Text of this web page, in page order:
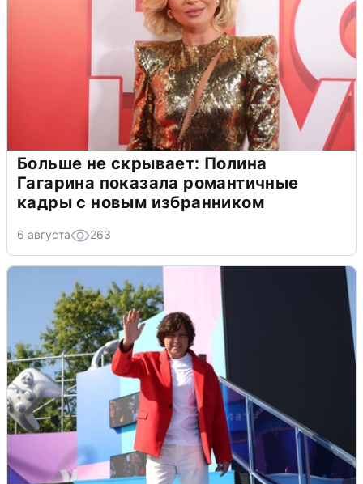
Больше не скрывает: Полина
Гагарина показала романтичные
кадры с новым избранником
6 августа 263